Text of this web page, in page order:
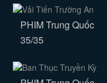
PHIM Trung Quốc
35/35